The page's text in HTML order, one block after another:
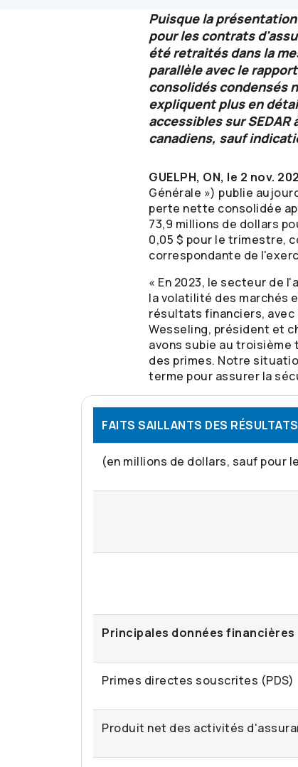
Puisque la
pour les contrats
été retraités dans la
parallèle avec le
consolidés condensés
expliquent plus en
accessibles sur SEDAR
canadiens, sauf
GUELPH, ON, le 2 nov.
Générale ») publie
perte nette consolidée
73,9 millions de dollars
0,05 $ pour le trimestre,
correspondante de
« En 2023, le secteur de
la volatilité des marchés
résultats financiers, avec
Wesseling, président et
avons subie au
des primes. Notre
terme pour assurer la
FAITS SAILLANTS DES
(en millions de dollars, sauf pour
Principales données financières
Primes directes souscrites (PDS)
Produit net des activités